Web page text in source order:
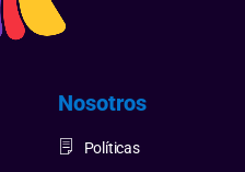
Nosotros
Políticas